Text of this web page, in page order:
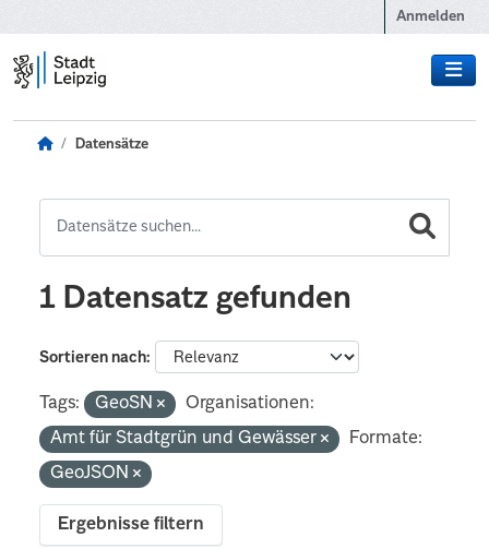
Anmelden
Datensätze
1 Datensatz gefunden
Sortieren nach
Tags: GeoSN
Organisationen:
Amt für Stadtgrün und Gewässer
Formate:
GeoJSON
Ergebnisse filtern